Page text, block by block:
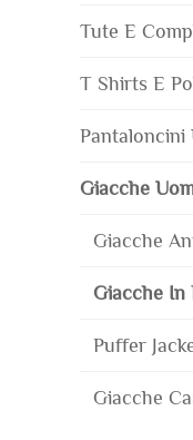
Tute E
T Shirts E
Pantaloncini
Giacche
Giacche
Giacche In
Puffer
Giacche